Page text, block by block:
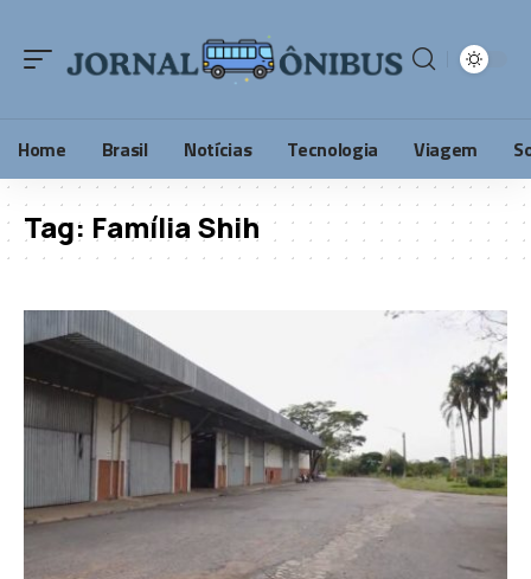
Home Brasil Notícias Tecnologia Viagem
Tag: Família Shih